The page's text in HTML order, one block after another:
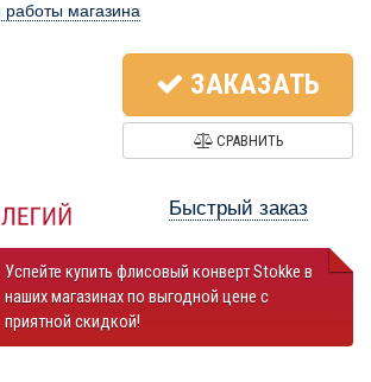
магазина
ЗАКАЗАТЬ
СРАВНИТЬ
Быстрый заказ
Успейте купить флисовый конверт Stokke в
наших магазинах по выгодной цене с
приятной скидкой!